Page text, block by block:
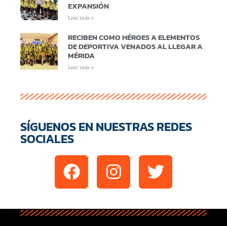
EXPANSIÓN
Leer más »
RECIBEN COMO HÉROES A ELEMENTOS
DE DEPORTIVA VENADOS AL LLEGAR A
MÉRIDA
Leer más »
SÍGUENOS EN NUESTRAS REDES
SOCIALES